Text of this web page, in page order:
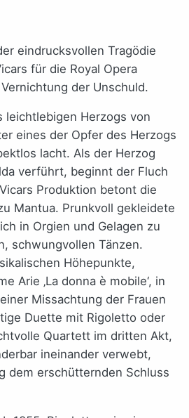
eindrucksvollen Tragödie
für die Royal Opera
der Unschuld.
leichtlebigen Herzogs von
eines der Opfer des Herzogs
lacht. Als der Herzog
verführt, beginnt der Fluch
Produktion betont die
Mantua. Prunkvoll gekleidete
in Orgien und Gelagen zu
schwungvollen Tänzen.
Höhepunkte,
Arie ‚La donna è mobile‘, in
Missachtung der Frauen
Duette mit Rigoletto oder
Quartett im dritten Akt,
ineinander verwebt,
dem erschütternden Schluss